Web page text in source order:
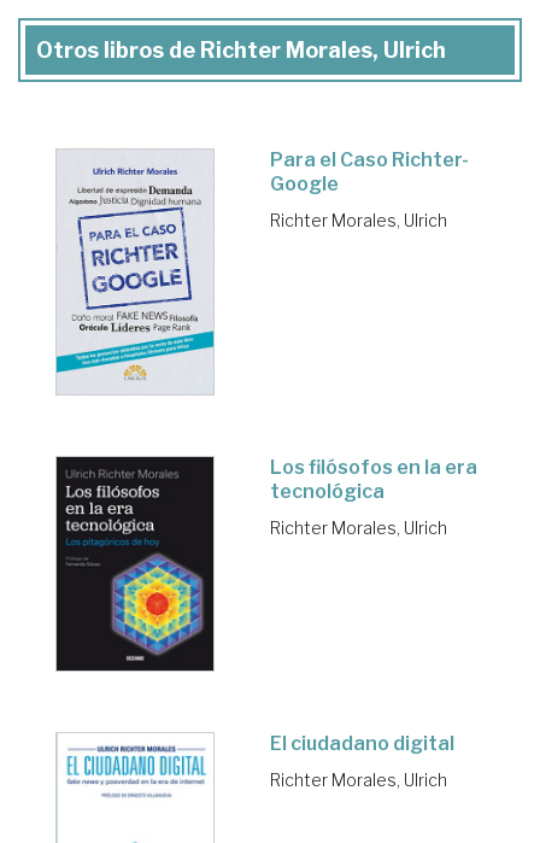
Otros libros de Richter Morales, Ulrich
Para el Caso Richter-
Google
Richter Morales, Ulrich
Los filósofos en la era
tecnológica
Richter Morales, Ulrich
El ciudadano digital
Richter Morales, Ulrich